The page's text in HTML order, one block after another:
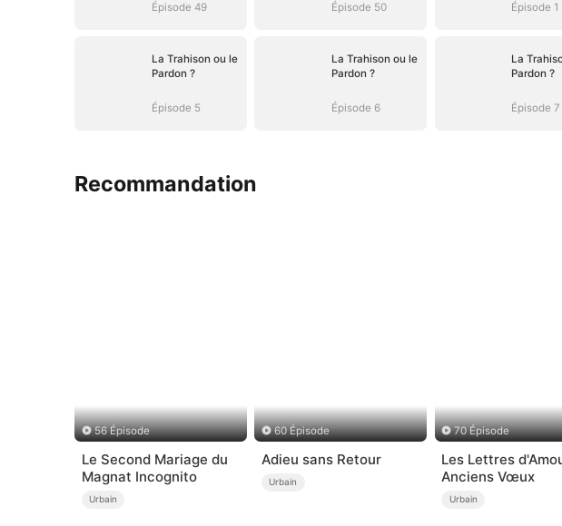
Épisode 49 Épisode 50 Épisode 1
La Trahison ou le
Pardon ?
Épisode 5
La Trahison ou le
Pardon ?
Épisode 6
La
Pardon ?
Épisode 7
Recommandation
56 Épisode
Le Second Mariage du
Magnat Incognito
Urbain
60 Épisode
Adieu sans Retour
Urbain
70 Épisode
Les Lettres
Anciens Vœux
Urbain